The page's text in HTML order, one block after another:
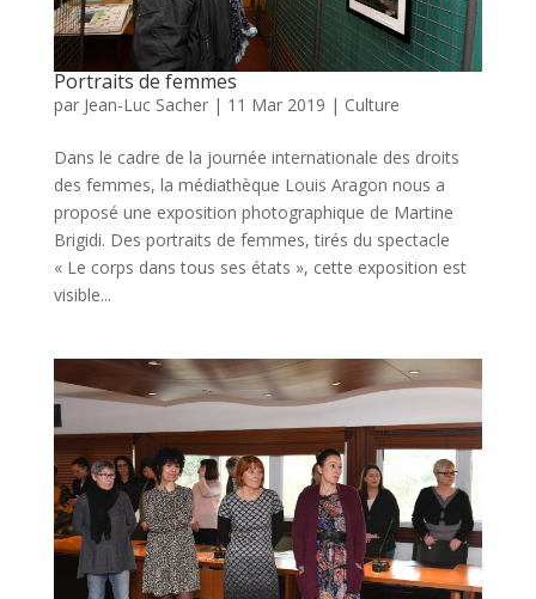
Portraits de femmes
par Jean-Luc Sacher| 11 Mar 2019 | Culture
Dans le cadre de la journée internationale des droits
des femmes, la médiathèque Louis Aragon nous a
proposé une exposition photographique de Martine
Brigidi. Des portraits de femmes, tirés du spectacle
« Le corps dans tous ses états », cette exposition est
visible...